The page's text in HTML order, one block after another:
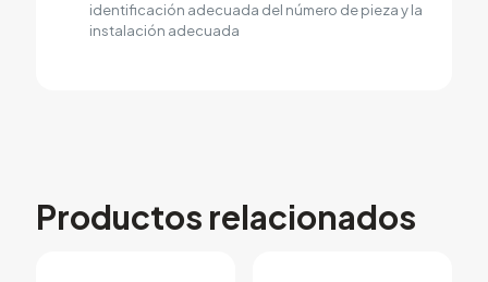
identificación adecuada del número de pieza y la
instalación adecuada
Productos relacionados